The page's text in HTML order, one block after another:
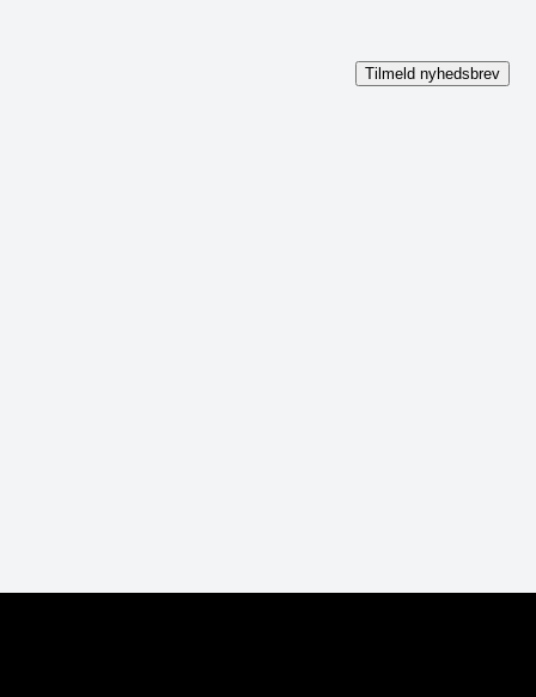
Tilmeld nyhedsbrev